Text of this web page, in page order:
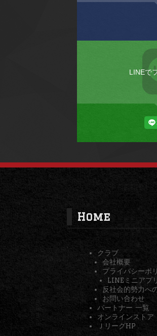
LINEで
Home
クラブ
会社概要
プライバシーポ
LINEミニアプ
反社会的勢力へ
お問い合わせ
パートナー 一覧
オンラインストア
ＪリーグHP